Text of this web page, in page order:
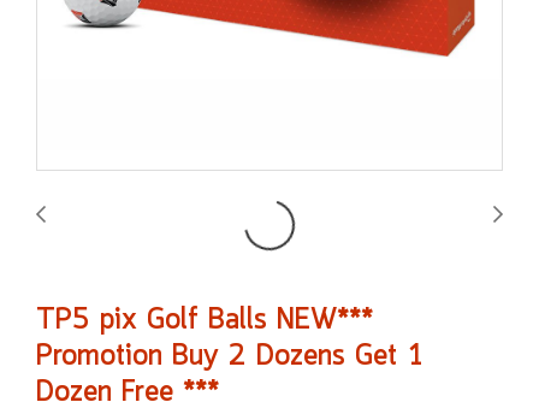
TP5 pix Golf Balls NEW***
Promotion Buy 2 Dozens Get 1
Dozen Free ***